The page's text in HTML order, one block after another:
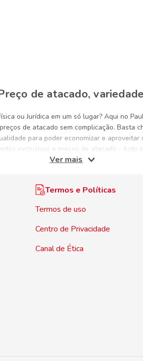
de atacado,
ou Jurídica em um só lugar? Aqui no
de atacado sem complicação. Basta
para poder economizar e
exclusivos e preços de atacado - tudo
em nossas lojas, tudo isso sem abrir mão
Ver mais
Termos e Políticas
Termos de uso
Centro de Privacidade
Canal de Ética